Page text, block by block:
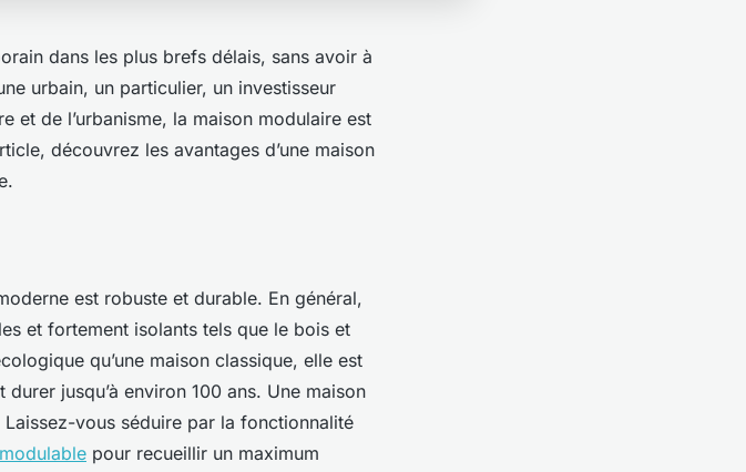
dans les plus brefs délais, sans avoir à
urbain, un particulier, un investisseur
et de l’urbanisme, la maison modulaire est
découvrez les avantages d’une maison
est robuste et durable. En général,
et fortement isolants tels que le bois et
qu’une maison classique, elle est
jusqu’à environ 100 ans. Une maison
vous séduire par la fonctionnalité
pour recueillir un maximum